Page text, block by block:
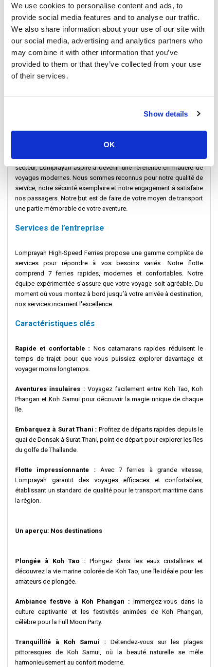
We use cookies to personalise content and ads, to
provide social media features and to analyse our traffic.
We also share information about your use of our site with
our social media, advertising and analytics partners who
may combine it with other information that you’ve
provided to them or that they’ve collected from your use
of their services.
Show details
OK
ultrarapides, comme ceux reliant Koh Tao, Koh Phangan et Koh
Samui, rendent votre voyage passionnant. Profitez d’un confort
optimal et de paysages époustouflants qui vous émerveilleront.
Mission et Vision
Lomprayah High-Speed Ferries Co Ltd s’engage fermement à
à grande vitesse. Notre objectif est de faciliter les déplacements
, et bien d'autres. Nous nous efforçons de garantir
Notre vision est de définir de nouveaux standards dans le domaine
des services de ferries à grande vitesse. En tant que leader du
secteur, Lomprayah aspire à devenir une référence en matière de
voyages modernes. Nous sommes reconnus pour notre qualité de
service, notre sécurité exemplaire et notre engagement à satisfaire
nos passagers. Notre but est de faire de votre moyen de transport
une partie mémorable de votre aventure.
Services de l’entreprise
Lomprayah High-Speed Ferries propose une gamme complète de
services pour répondre à vos besoins variés. Notre flotte
comprend 7 ferries rapides, modernes et confortables. Notre
équipe expérimentée s’assure que votre voyage soit agréable. Du
moment où vous montez à bord jusqu’à votre arrivée à destination,
nos services incarnent l'excellence.
Caractéristiques clés
Rapide et confortable : Nos catamarans rapides réduisent le
temps de trajet pour que vous puissiez explorer davantage et
voyager moins longtemps.
Aventures insulaires : Voyagez facilement entre Koh Tao, Koh
Phangan et Koh Samui pour découvrir la magie unique de chaque
île.
Embarquez à Surat Thani : Profitez de départs rapides depuis le
quai de Donsak à Surat Thani, point de départ pour explorer les îles
du golfe de Thaïlande.
Flotte impressionnante : Avec 7 ferries à grande vitesse,
Lomprayah garantit des voyages efficaces et confortables,
établissant un standard de qualité pour le transport maritime dans
la région.
Un aperçu: Nos destinations
Plongée à Koh Tao : Plongez dans les eaux cristallines et
découvrez la vie marine colorée de Koh Tao, une île idéale pour les
amateurs de plongée.
Ambiance festive à Koh Phangan : Immergez-vous dans la
culture captivante et les festivités animées de Koh Phangan,
célèbre pour la Full Moon Party.
Tranquillité à Koh Samui : Détendez-vous sur les plages
pittoresques de Koh Samui, où la beauté naturelle se mêle
harmonieusement au confort moderne.